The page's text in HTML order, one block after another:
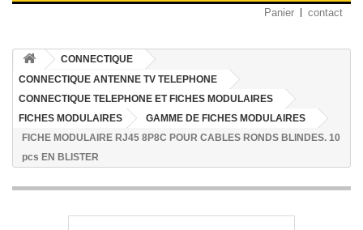
Panier contact
CONNECTIQUE
CONNECTIQUE ANTENNE TV TELEPHONE
CONNECTIQUE TELEPHONE ET FICHES MODULAIRES
FICHES MODULAIRES
GAMME DE FICHES MODULAIRES
FICHE MODULAIRE RJ45 8P8C POUR CABLES RONDS BLINDES. 10
pcs EN BLISTER